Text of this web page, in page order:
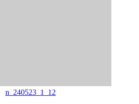
n_240523_1_12